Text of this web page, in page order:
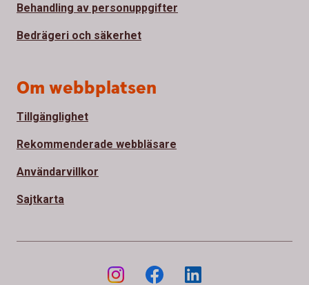
Behandling av personuppgifter
Bedrägeri och säkerhet
Om webbplatsen
Tillgänglighet
Rekommenderade webbläsare
Användarvillkor
Sajtkarta